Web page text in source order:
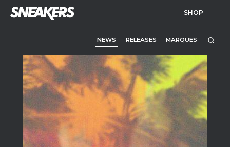
SHOP
NEWS RELEASES MARQUES